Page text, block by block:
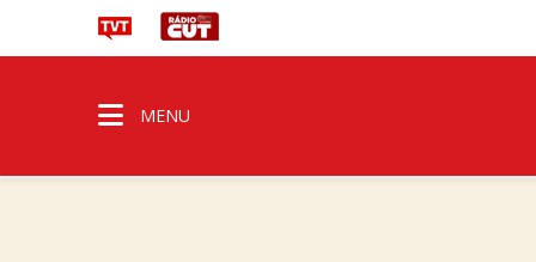
MENU